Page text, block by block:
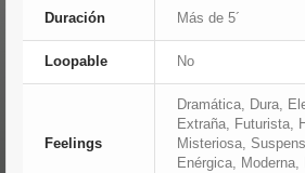
Duración Más de 5´
Loopable No
Feelings
Dramática, Dura,
Extraña, Futurista,
Misteriosa,
Enérgica,